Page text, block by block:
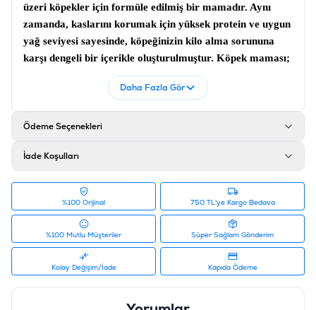
üzeri köpekler için formüle edilmiş bir mamadır. Aynı
zamanda, kaslarını korumak için yüksek protein ve uygun
yağ seviyesi sayesinde, köpeğinizin kilo alma sorununa
karşı dengeli bir içerikle oluşturulmuştur. Köpek maması;
İçeriğinde bulunan kalsiyum fosfat sayesinde kıkırdağın
güçlü kalmasına ve yaşın ilerlemesiyle ilgili oluşabilecek
eklem sorunlarının önüne geçmesine yardımcı olmaktadır.
Pro planyaşlı köpek maması
bağışıklığın güçlenmesine destek vermektedir.
İçerik
Potasyum Klorür, Kalsiyum Fosfat, Vitaminler, Karışık
Tokoferollerle Korunmuş Hayvansal Yağlar, Mineraller,
Mısır, Pirinç, Pancar Posası, Mısır Glüteni, Selüloz,
Somon, Tuz, Sodyum Klorür
Analiz
Ham protein en az %25,8, ham yağ en az %12,5 - en çok
Daha Fazla Gör
Ödeme Seçenekleri
İade Koşulları
%100 Orijinal 750 TL'ye Kargo Bedava
%100 Mutlu Müşteriler Süper Sağlam Gönderim
Kolay Değişim/İade Kapıda Ödeme